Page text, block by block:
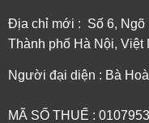
Địa chỉ mới : Số 6, Ngõ
Thành phố Hà Nội, Việt
Người đại diện : Bà
MÃ SỐ THUẾ :